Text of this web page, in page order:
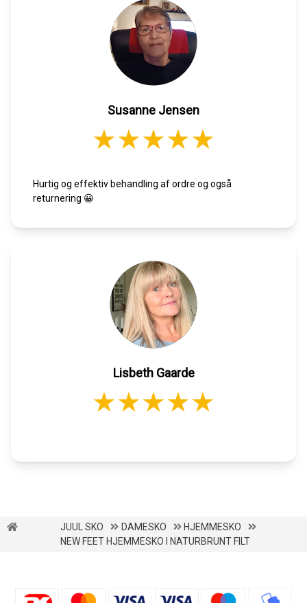
Susanne Jensen
Hurtig og effektiv behandling af ordre og også
returnering 😀
Lisbeth Gaarde
JUUL SKO DAMESKO
HJEMMESKO
NEW FEET HJEMMESKO I NATURBRUNT FILT